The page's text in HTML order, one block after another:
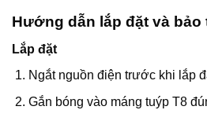
Hướng dẫn lắp đặt và bảo
Lắp đặt
Ngắt nguồn điện trước khi lắp
Gắn bóng vào máng tuýp T8